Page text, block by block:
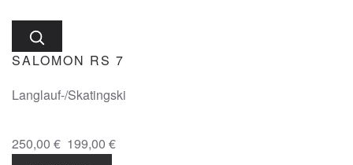
SALOMON RS 7
Langlauf-/Skatingski
250,00 € 199,00 €